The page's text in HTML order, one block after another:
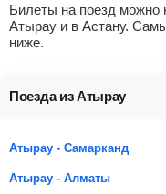
Билеты на поезд можно
Атырау и в Астану.
ниже.
Поезда из Атырау
Атырау - Самарканд
Атырау - Алматы